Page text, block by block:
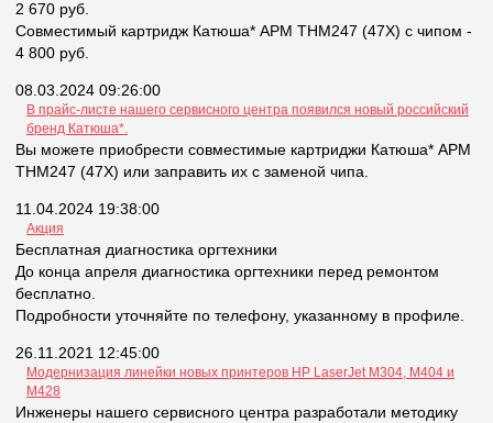
2 670 руб.
Совместимый картридж Катюша* APM THM247 (47X) с чипом -
4 800 руб.
08.03.2024 09:26:00
В прайс-листе нашего сервисного центра появился новый российский
бренд Катюша*.
Вы можете приобрести совместимые картриджи Катюша* APM
THM247 (47X) или заправить их с заменой чипа.
11.04.2024 19:38:00
Акция
Бесплатная диагностика оргтехники
До конца апреля диагностика оргтехники перед ремонтом
бесплатно.
Подробности уточняйте по телефону, указанному в профиле.
26.11.2021 12:45:00
Модернизация линейки новых принтеров НР LaserJet M304, M404 и
M428
Инженеры нашего сервисного центра разработали методику